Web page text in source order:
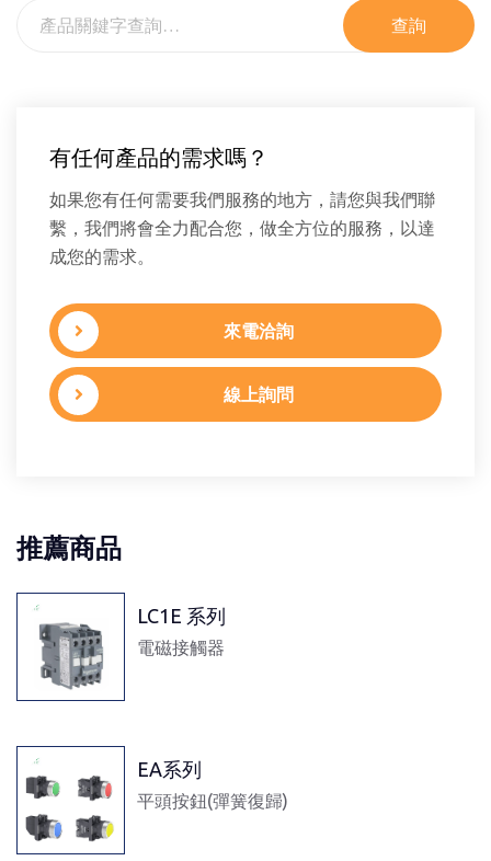
查詢
有任何產品的需求嗎？
如果您有任何需要我們服務的地方，請您與我們聯
繫，我們將會全力配合您，做全方位的服務，以達
成您的需求。
來電洽詢
線上詢問
推薦商品
LC1E 系列
電磁接觸器
EA系列
平頭按鈕(彈簧復歸)